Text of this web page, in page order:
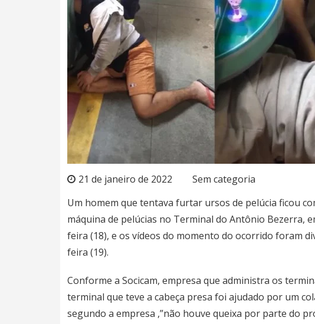
21 de janeiro de 2022
Sem categoria
Um homem que tentava furtar ursos de pelúcia ficou
máquina de pelúcias no Terminal do Antônio Bezerra,
feira (18), e os vídeos do momento do ocorrido foram
feira (19).
Conforme a Socicam, empresa que administra os
terminal que teve a cabeça presa foi ajudado por um
segundo a empresa ,”não houve queixa por parte do